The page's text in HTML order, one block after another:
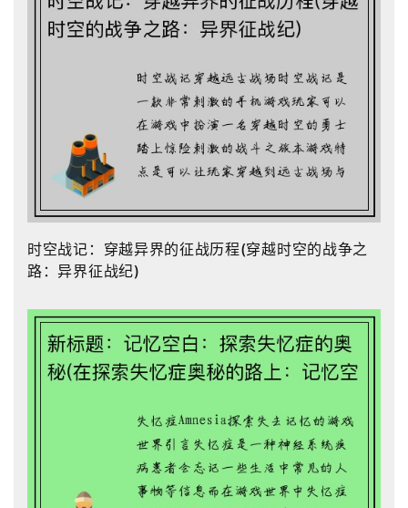
时空战记：穿越异界的征战历程(穿越时空的战争之
路：异界征战纪)